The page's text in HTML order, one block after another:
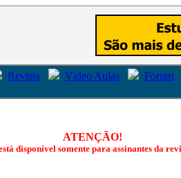
Revista Vídeo Aulas
Fórum
ATENÇÃO!
disponível somente para assinantes da